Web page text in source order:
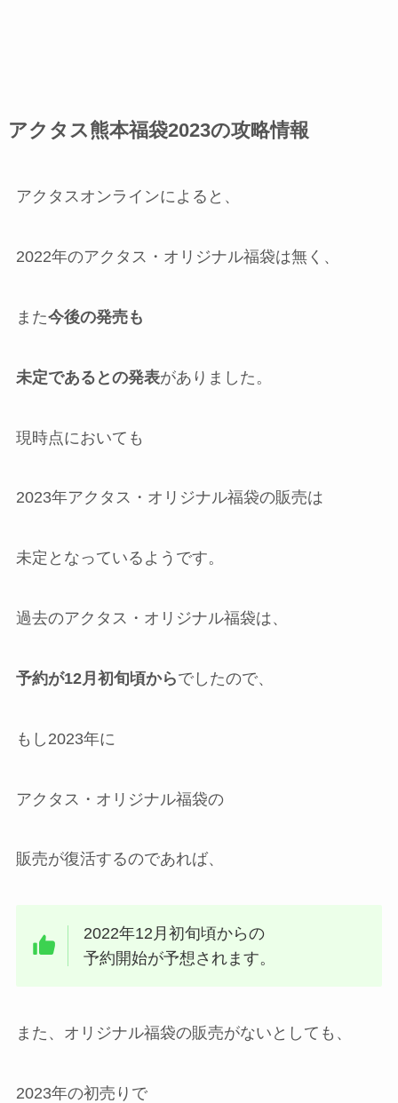
アクタス熊本福袋2023の攻略情報
アクタスオンラインによると、
2022年のアクタス・オリジナル福袋は無く、
また今後の発売も
未定であるとの発表がありました。
現時点においても
2023年アクタス・オリジナル福袋の販売は
未定となっているようです。
過去のアクタス・オリジナル福袋は、
予約が12月初旬頃からでしたので、
もし2023年に
アクタス・オリジナル福袋の
販売が復活するのであれば、
2022年12月初旬頃からの
予約開始が予想されます。
また、オリジナル福袋の販売がないとしても、
2023年の初売りで